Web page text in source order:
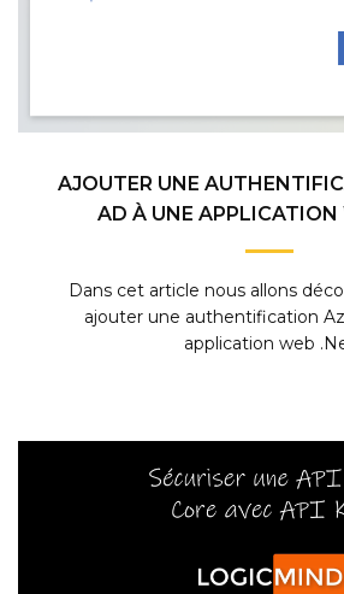
AJOUTER UNE
AD À UNE APPLICATION
Dans cet article nous allons
ajouter une authentification
application web